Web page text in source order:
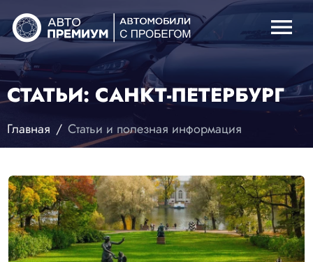
menu
СТАТЬИ: САНКТ-ПЕТЕРБУРГ
Главная Статьи и полезная информация